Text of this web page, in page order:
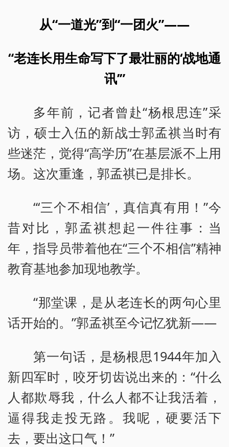
从“一道光”到“一团火”——
“老连长用生命写下了最壮丽的‘战地通
讯’”
多年前，记者曾赴“杨根思连”采
访，硕士入伍的新战士郭孟祺当时有
些迷茫，觉得“高学历”在基层派不上用
场。这次重逢，郭孟祺已是排长。
“‘三个不相信’，真信真有用！”今
昔对比，郭孟祺想起一件往事：当
年，指导员带着他在“三个不相信”精神
教育基地参加现地教学。
“那堂课，是从老连长的两句心里
话开始的。”郭孟祺至今记忆犹新——
第一句话，是杨根思1944年加入
新四军时，咬牙切齿说出来的：“什么
人都欺辱我，什么人都不让我活着，
逼得我走投无路。我呢，硬要活下
去，要出这口气！”